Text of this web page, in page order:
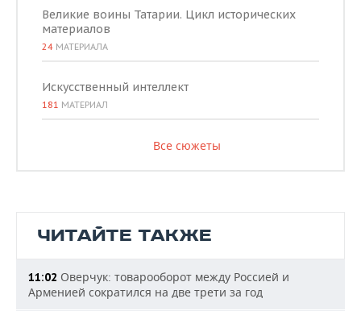
Великие воины Татарии. Цикл исторических
материалов
24 МАТЕРИАЛА
Искусственный интеллект
181 МАТЕРИАЛ
Все сюжеты
ЧИТАЙТЕ ТАКЖЕ
11:02 Оверчук: товарооборот между Россией и
Арменией сократился на две трети за год